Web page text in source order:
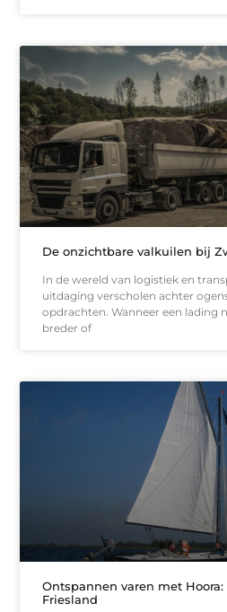
De onzichtbare valkuilen bij
In de wereld van logistiek en
uitdaging verscholen achter
opdrachten. Wanneer een lading
breder of
Ontspannen varen met
Friesland